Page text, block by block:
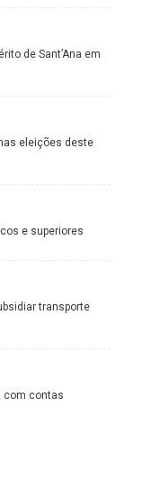
de Sant’Ana em
eleições deste
e superiores
transporte
com contas